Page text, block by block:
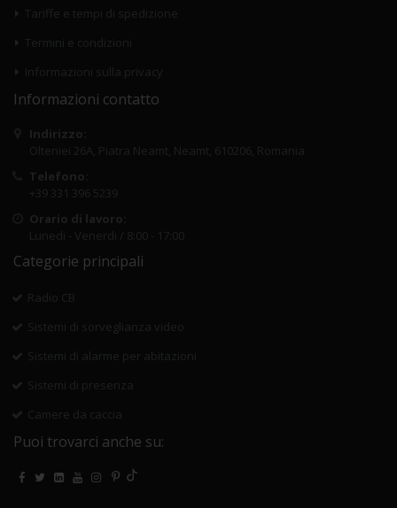
Tariffe e tempi di spedizione
Termini e condizioni
Informazioni sulla privacy
Informazioni contatto
Indirizzo:
Olteniei 26A, Piatra Neamt, Neamt, 610206, Romania
Telefono:
+39 331 396 5239
Orario di lavoro:
Lunedi - Venerdi / 8:00 - 17:00
Categorie principali
Radio CB
Sistemi di sorveglianza video
Sistemi di alarme per abitazioni
Sistemi di presenza
Camere da caccia
Puoi trovarci anche su: